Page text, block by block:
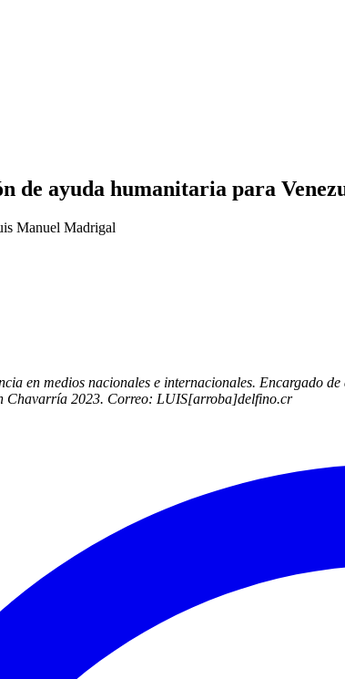
de ayuda humanitaria para
Manuel Madrigal
en medios nacionales e internacionales. Encargado
Chavarría 2023. Correo: LUIS[arroba]delfino.cr